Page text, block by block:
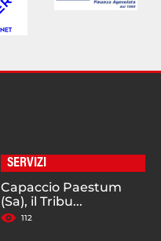
SERVIZI
Capaccio Paestum
(Sa), il Tribu...
112